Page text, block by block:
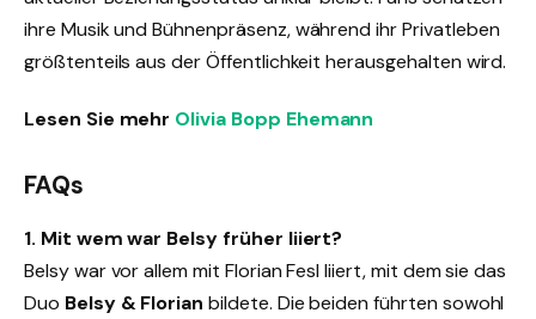
ihre Musik und Bühnenpräsenz, während ihr Privatleben
größtenteils aus der Öffentlichkeit herausgehalten wird.
Lesen Sie mehr Olivia Bopp Ehemann
FAQs
1. Mit wem war Belsy früher liiert?
Belsy war vor allem mit Florian Fesl liiert, mit dem sie das
Duo Belsy & Florian bildete. Die beiden führten sowohl